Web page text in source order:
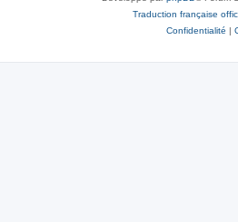
Traduction française
Confidentialité |